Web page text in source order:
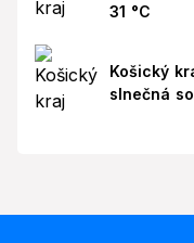
31 °C
Košický
slnečná